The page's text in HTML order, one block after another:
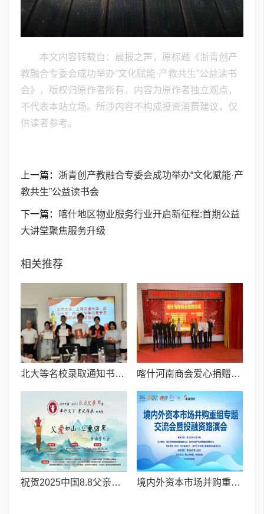
本文内容转载自：晨报之声，原标题《浙青创产
教融合专委会成功举办“文化赋能·产教共生”公益读书
会》，版权归原作者所有，内容为原作者独立观点，
不代表本站立场。所涉内容不构成投资消费建议，仅
供读者参考。
上一篇： 浙青创产教融合专委会成功举办“文化赋能·产
教共生”公益读书会
下一篇：
喀什地区物业服务行业开启新征程:首期公益
大讲堂聚焦服务升级
相关推荐
北大等名校录取通知书送达仪式在喀什市特区实验学校暖心举行 喀什河南商会爱心捐赠暖民心 秋日温情映丰收
祝贺2025中国8.8父亲节“孝行天下家风传承”论坛暨祈福音乐会圆满成功 境内外资本市场并购重组专题交流会暨投融资路演会 深度解析驱动企业资本战略升级